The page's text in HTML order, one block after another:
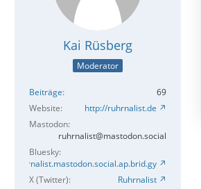
Kai Rüsberg
Moderator
Beiträge
69
Website
http://ruhrnalist.de
Mastodon
ruhrnalist@mastodon.social
Bluesky
Ruhrnalist.mastodon.social.ap.brid.gy
X (Twitter)
Ruhrnalist